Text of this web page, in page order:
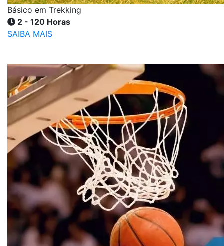
Básico em Trekking
2 - 120 Horas
SAIBA MAIS